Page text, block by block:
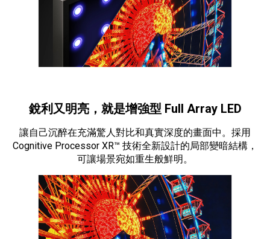
銳利又明亮，就是增強型 Full Array LED
讓自己沉醉在充滿驚人對比和真實深度的畫面中。採用
Cognitive Processor XR™ 技術全新設計的局部變暗結構，
可讓場景宛如重生般鮮明。